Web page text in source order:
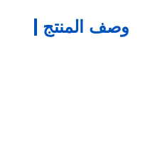
وصف المنتج